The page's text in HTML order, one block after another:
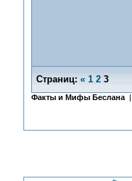
Страниц: « 1 2 3
Факты и Мифы Беслана|